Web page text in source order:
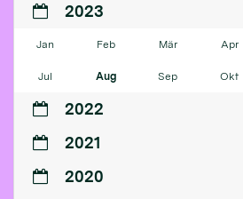
2023
Jan Feb Mär Apr
Jul Aug Sep Okt
2022
2021
2020